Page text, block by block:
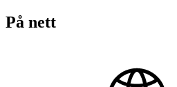
På nett